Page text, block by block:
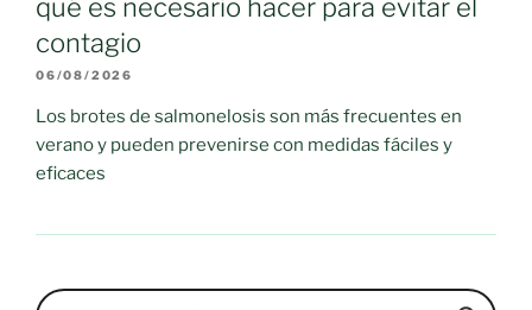
qué es necesario hacer para evitar el
contagio
06/08/2026
Los brotes de salmonelosis son más frecuentes en
verano y pueden prevenirse con medidas fáciles y
eficaces